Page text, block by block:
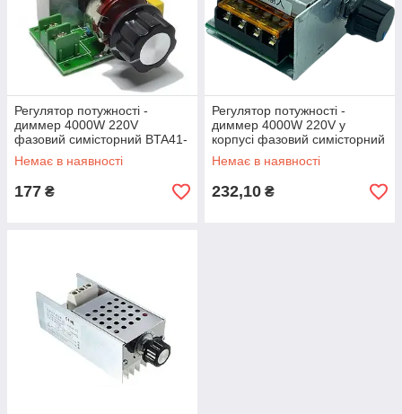
Регулятор потужності -
диммер 4000W 220V
фазовий симісторний BTA41-
600
Немає в наявності
177 ₴
Регулятор потужності -
диммер 4000W 220V у
корпусі фазовий симісторний
Немає в наявності
232,10 ₴